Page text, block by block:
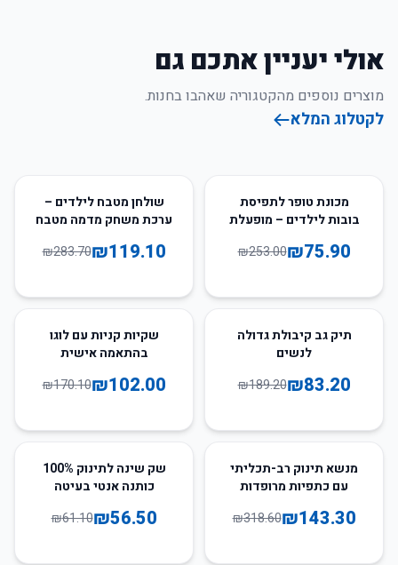
אולי יעניין אתכם גם
מוצרים נוספים מהקטגוריה שאהבו בחנות.
לקטלוג המלא
מכונת טופר לתפיסת
בובות לילדים – מופעלת
₪75.90
₪253.00
58
שולחן מטבח לילדים –
ערכת משחק מדמה מטבח
₪119.10
₪283.70
56תיק גב קיבולת גדולה
לנשים
₪83.20
₪189.20
שקיות קניות עם לוגו
בהתאמה אישית
₪102.00
₪170.10
55
מנשא תינוק רב-תכליתי
עם כתפיות מרופדות
₪143.30
₪318.60
8
שק שינה לתינוק 100%
כותנה אנטי בעיטה
₪56.50
₪61.10